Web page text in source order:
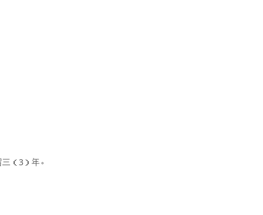
（3）年。